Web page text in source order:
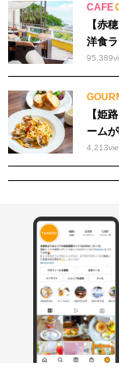
CAFE
【赤
洋食
95,389
【姫
ーム
4,213